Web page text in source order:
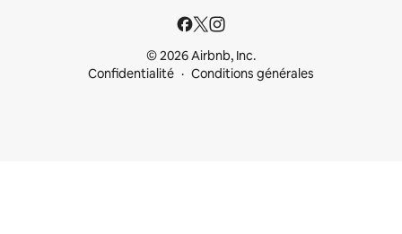
© 2026 Airbnb, Inc.
Confidentialité
Conditions générales